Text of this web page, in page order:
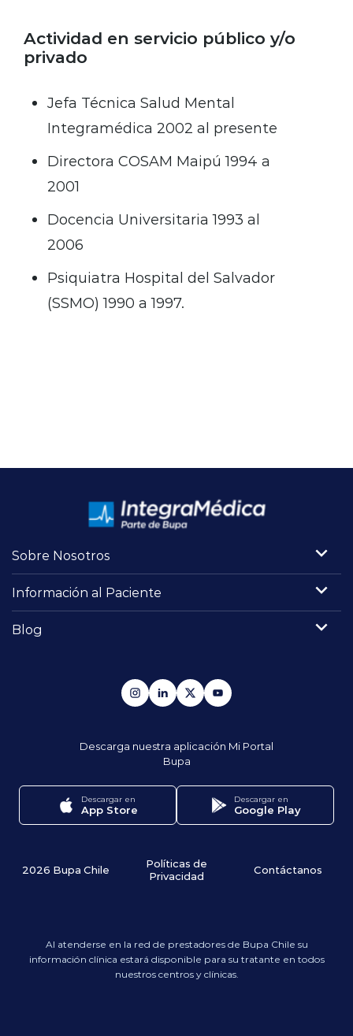
Actividad en servicio público y/o
privado
Jefa Técnica Salud Mental
Integramédica 2002 al presente
Directora COSAM Maipú 1994 a
2001
Docencia Universitaria 1993 al
2006
Psiquiatra Hospital del Salvador
(SSMO) 1990 a 1997.
Sobre Nosotros
Información al Paciente
Blog
Descarga nuestra aplicación Mi Portal
Bupa
Descargar en
App Store
Descargar en
Google Play
2026 Bupa Chile
Políticas de
Privacidad
Contáctanos
Al atenderse en la red de prestadores de Bupa Chile su
información clínica estará disponible para su tratante en todos
nuestros centros y clínicas.